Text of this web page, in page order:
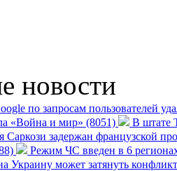
новости
по запросам пользователей
«Война и мир» (8051)
В штате
задержан французской
Режим ЧС введен в 6
Украину может затянуть